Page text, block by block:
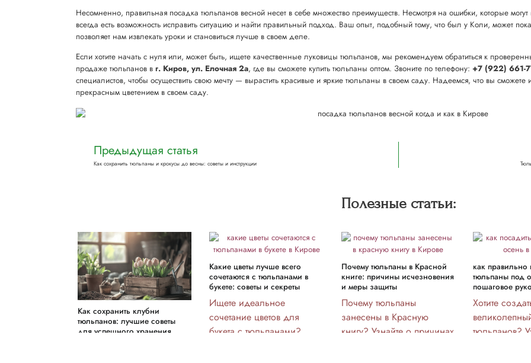
Несомненно, правильная посадка тюльпанов весной несет в себе множество преимуществ. Несмотря на ошибки, которые
всегда есть возможность исправить ситуацию и найти правильный подход. Ваш опыт, подобный тому, что был у Коли, может
позволяет нам извлекать уроки и становиться лучше в своем деле.
Если хотите начать с нуля или, может быть, ищете качественные луковицы тюльпанов, мы рекомендуем обратиться к
продаже тюльпанов в г. Киров, ул. Елочная 2а, где вы сможете купить тюльпаны оптом. Звоните по телефону: +7 (922) 661-
специалистов, чтобы осуществить свою мечту — вырастить красивые и яркие тюльпаны в своем саду. Надеемся, что вы
прекрасным цветением в своем саду.
Предыдущая статья
Как сохранить тюльпаны и крокусы до весны: советы и инструкции
Полезные статьи:
Как сохранить клубни
тюльпанов: лучшие советы
для успешного хранения
Какие цветы лучше всего
сочетаются с тюльпанами в
букете: советы и секреты
Ищете идеальное
сочетание цветов для
букета с тюльпанами?
Почему тюльпаны в Красной
книге: причины исчезновения
и меры защиты
Почему тюльпаны
занесены в Красную
книгу? Узнайте о причинах
как правильно
тюльпаны под
пошаговое
Хотите
тюльпанов?